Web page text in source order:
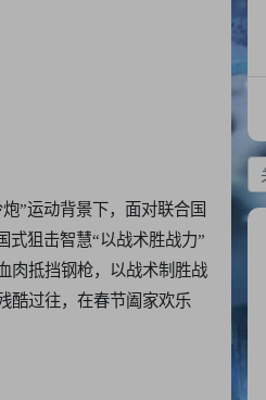
”运动背景下，面对联合国
式狙击智慧“以战术胜战力”
肉抵挡钢枪，以战术制胜战
酷过往，在春节阖家欢乐